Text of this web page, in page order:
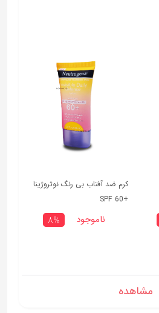
کرم ضد آفتاب بی رنگ نوتروژینا
+SPF 60
8% ناموجود
مشاهده